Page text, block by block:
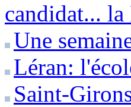
candidat... la
Une
Léran:
Saint-